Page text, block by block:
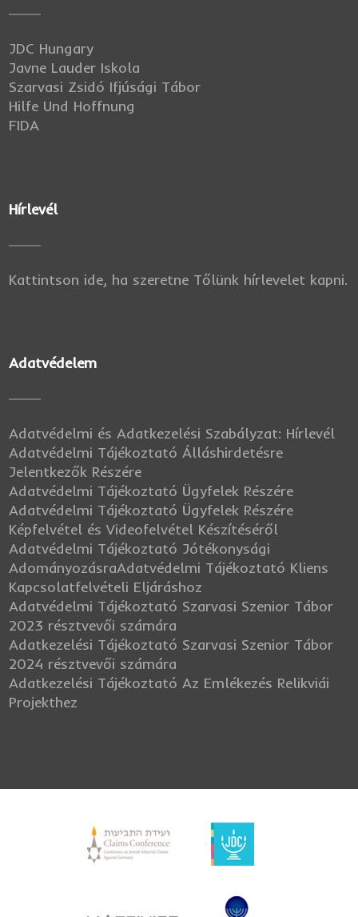
JDC Hungary
Javne Lauder Iskola
Szarvasi Zsidó Ifjúsági Tábor
Hilfe Und Hoffnung
FIDA
Hírlevél
Kattintson ide, ha szeretne Tőlünk hírlevelet kapni.
Adatvédelem
Adatvédelmi és Adatkezelési Szabályzat: Hírlevél
Adatvédelmi Tájékoztató Álláshirdetésre
Jelentkezők Részére
Adatvédelmi Tájékoztató Ügyfelek Részére
Adatvédelmi Tájékoztató Ügyfelek Részére
Képfelvétel és Videofelvétel Készítéséről
Adatvédelmi Tájékoztató Jótékonysági
AdományozásraAdatvédelmi Tájékoztató Kliens
Kapcsolatfelvételi Eljáráshoz
Adatvédelmi Tájékoztató Szarvasi Szenior Tábor
2023 résztvevői számára
Adatkezelési Tájékoztató Szarvasi Szenior Tábor
2024 résztvevői számára
Adatkezelési Tájékoztató Az Emlékezés Relikviái
Projekthez